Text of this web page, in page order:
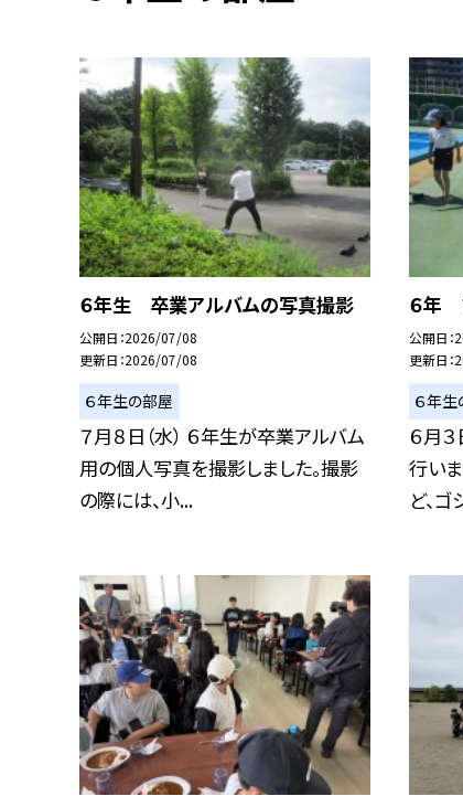
６年生 卒業アルバムの写真撮影
公開日 2026/07/08
更新日 2026/07/08
６年生の部屋
７月８日（水） ６年生が卒業アルバム
用の個人写真を撮影しました。撮影
の際には、小...
６年
公開日
更新日
６年生
６月
行い
ど、